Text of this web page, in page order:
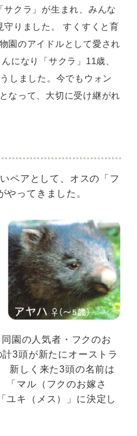
クラ」が生まれ、みんな
守りました。 すくすくと育
園のアイドルとして愛され
になり「サクラ」11歳、
しました。今でもウォン
なって、大切に受け継がれ
ペアとして、オスの「フ
やってきました。
園の人気者・フクのお
3頭が新たにオーストラ
新しく来た3頭の名前は
「マル（フクのお嫁さ
ユキ（メス）」に決定し